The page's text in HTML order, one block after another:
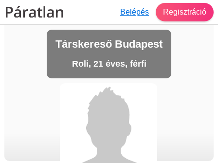
Belépés Regisztráció
Társkereső Budapest
Roli, 21 éves, férfi